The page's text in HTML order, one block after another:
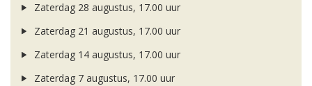
Zaterdag 28 augustus, 17.00 uur
Zaterdag 21 augustus, 17.00 uur
Zaterdag 14 augustus, 17.00 uur
Zaterdag 7 augustus, 17.00 uur